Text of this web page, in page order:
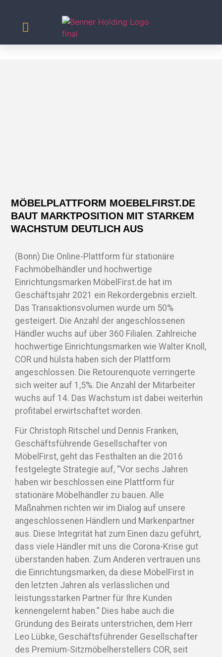
MÖBELPLATTFORM MOEBELFIRST.DE
BAUT MARKTPOSITION MIT STARKEM
WACHSTUM DEUTLICH AUS
(Bonn) Die Online-Plattform für stationäre
Fachmöbelhändler und hochwertige
Einrichtungsmarken MöbelFirst.de hat im
Geschäftsjahr 2021 ein Rekordergebnis erzielt.
Das Transaktionsvolumen wurde um 50%
gesteigert. Die Anzahl der angeschlossenen
Händler wuchs auf über 360 Filialen. Zahlreiche
hochwertige Einrichtungsmarken wie Walter Knoll,
COR und hülsta haben sich der Plattform
angeschlossen. Die Retourenquote verringerte
sich weiter auf 1,5%. Die Anzahl der Mitarbeiter
wuchs auf 14. Das Wachstum ist dabei weiterhin
profitabel erwirtschaftet worden.
Für Christoph Ritschel und Dennis Franken,
Geschäftsführende Gesellschafter von
MöbelFirst, geht das Festhalten an die 2016
festgelegte Strategie auf, “Vor sechs Jahren
haben wir beschlossen eine Plattform für
stationäre Möbelhändler zu bauen. Alle
Maßnahmen richten wir im Dialog auf unsere
angeschlossenen Händlern und Markenpartner
aus. Diese Integrität hat zum Einen dazu geführt,
dass viele Händler mit uns die Corona-Krise gut
überstanden haben. Zum Anderen vertrauen uns
die Einrichtungsmarken, da diese MöbelFirst in
den letzten Jahren als verlässlichen und
leistungsstarken Partner für Ihre Kunden
kennengelernt haben.” Dies habe auch die
Gründung des Beirats unterstrichen, dem Herr
Leo Lübke, Geschäftsführender Gesellschafter
des Premium-Sitzmöbelherstellers COR, seit